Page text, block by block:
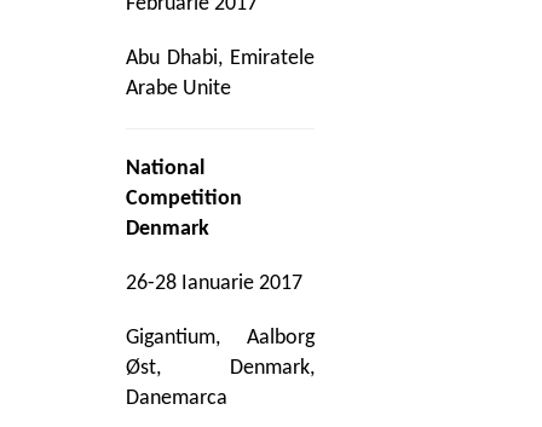
Abu Dhabi, Emiratele
Arabe Unite
National
Competition
Denmark
26-28 Ianuarie 2017
Gigantium, Aalborg
Øst, Denmark,
Danemarca